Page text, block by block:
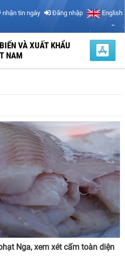
nhận tin ngày Đăng nhập English
VÀ XUẤT KHẨU
NAM
Nga, xem xét cấm toàn diện